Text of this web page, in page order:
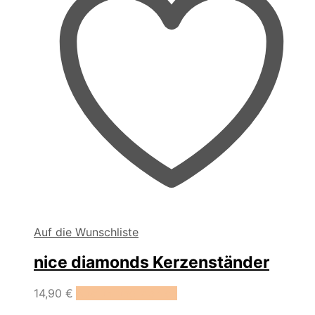
Auf die Wunschliste
nice diamonds Kerzenständer
14,90 €